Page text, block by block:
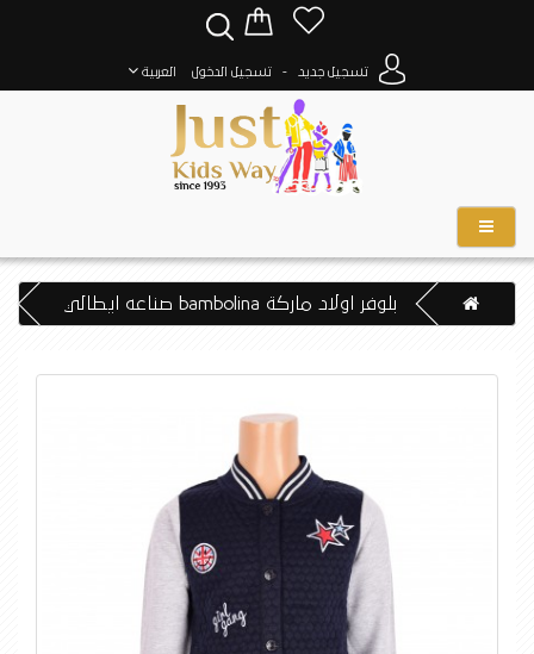
تسجيل جديد - تسجيل الدخول العربية
بلوفر اولاد ماركة bambolina صناعه ايطالي